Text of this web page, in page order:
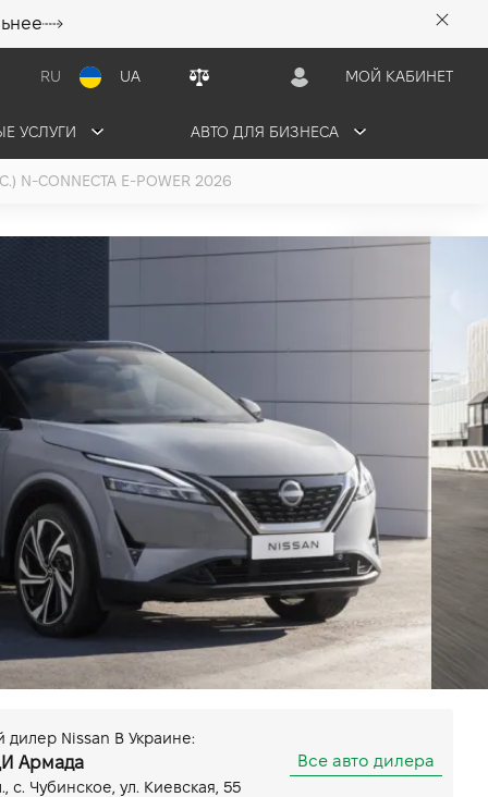
RU UA МОЙ КАБИНЕТ
УСЛУГИ АВТО ДЛЯ БИЗНЕСА
N-CONNECTA E-POWER 2026
e-Power N-
2026
грн/мес 2 авто в наличии (3 авто в поставке)
ОБМЕНЯТЬ СВОЕ АВТО
Передний
дисплей
консоли
Показать все особенности
Nissan В Украине:
Армада
c. Чубинское, ул. Киевская, 55
Все авто дилера